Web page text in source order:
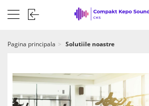
Pagina principala Solutiile noastre